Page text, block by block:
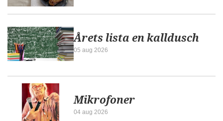
Årets lista en kalldusch
05 aug 2026
Mikrofoner
04 aug 2026